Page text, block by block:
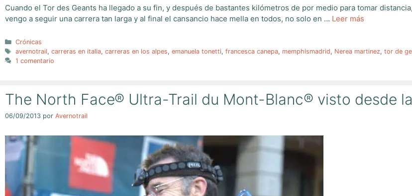
Cuando el Tor des Geants ha llegado a su fin, y después de bastantes kilómetros de por medio para tomar
vengo a seguir una carrera tan larga y al final el cansancio hace mella en todos, no solo en … Leer más
Categorías
Crónicas
Etiquetas
avernotrail, carreras en italia, carreras en los alpes, emanuela tonetti, francesca canepa, memphismadrid, Nerea martinez, tor de
1 comentario
The North Face® Ultra-Trail du Mont-Blanc® visto desde
06/09/2013 por Avernotrail